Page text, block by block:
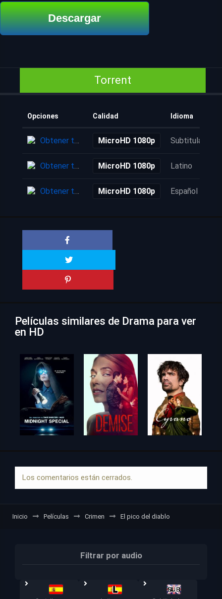
Descargar
Torrent
Opciones Calidad Idioma
Obtener torrent MicroHD 1080p Subtitulada
Obtener torrent MicroHD 1080p Latino
Obtener torrent MicroHD 1080p Español
Películas similares de Drama para ver
en HD
Los comentarios están cerrados.
Inicio Películas Crimen El pico del diablo
Filtrar por audio